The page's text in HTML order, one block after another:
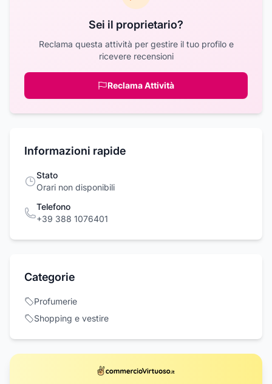
Sei il proprietario?
Reclama questa attività per gestire il tuo profilo e
ricevere recensioni
Reclama Attività
Informazioni rapide
Stato
Orari non disponibili
Telefono
+39 388 1076401
Categorie
Profumerie
Shopping e vestire